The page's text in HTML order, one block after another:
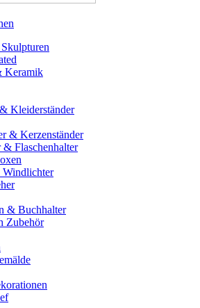
Keramik
Kleiderständer
& Kerzenständer
Flaschenhalter
& Buchhalter
Zubehör